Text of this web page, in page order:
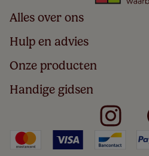
Alles over ons
Home
Over
Bestellen
Winacties
Veelgestelde Vragen
Hulp en advies
Volg Je Bestelling
Levering
5 Jaar Garantie
Algemene Voorwaarden
Kindveiligheid
Cookies
Onze producten
Houten Jaloezieën
Rolgordijnen
Verticale Jaloezieën
Duo Rolgordijnen
Handige gidsen
Meten Voor Raamdecoratie
Badkamer Raamdecoratie
Slaapkamer Raamdecoratie
Keuken Raamdecoratie